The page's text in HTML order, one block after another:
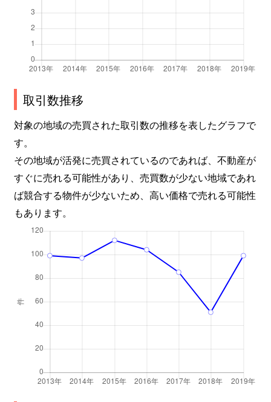
取引数推移
対象の地域の売買された取引数の推移を表したグラフで
す。
その地域が活発に売買されているのであれば、不動産が
すぐに売れる可能性があり、売買数が少ない地域であれ
ば競合する物件が少ないため、高い価格で売れる可能性
もあります。